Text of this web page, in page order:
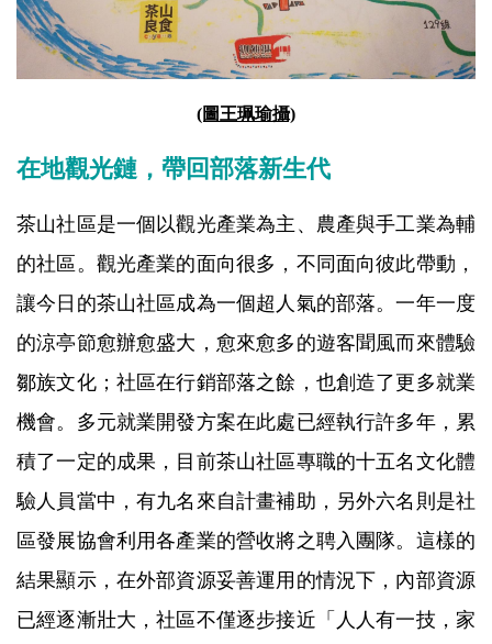
(圖王珮瑜攝)
在地觀光鏈，帶回部落新生代
茶山社區是一個以觀光產業為主、農產與手工業為輔
的社區。觀光產業的面向很多，不同面向彼此帶動，
讓今日的茶山社區成為一個超人氣的部落。一年一度
的涼亭節愈辦愈盛大，愈來愈多的遊客聞風而來體驗
鄒族文化；社區在行銷部落之餘，也創造了更多就業
機會。多元就業開發方案在此處已經執行許多年，累
積了一定的成果，目前茶山社區專職的十五名文化體
驗人員當中，有九名來自計畫補助，另外六名則是社
區發展協會利用各產業的營收將之聘入團隊。這樣的
結果顯示，在外部資源妥善運用的情況下，內部資源
已經逐漸壯大，社區不僅逐步接近「人人有一技，家